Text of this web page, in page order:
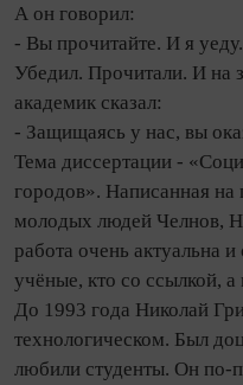
А он говорил:
- Вы прочитайте. И я уеду.
Убедил. Прочитали. И на
академик сказал:
- Защищаясь у нас, вы
Тема диссертации -
городов». Написанная
молодых людей Челнов,
работа очень актуальна
учёные, кто со ссылкой, а
До 1993 года Николай
технологическом. Был
любили студенты. Он по-